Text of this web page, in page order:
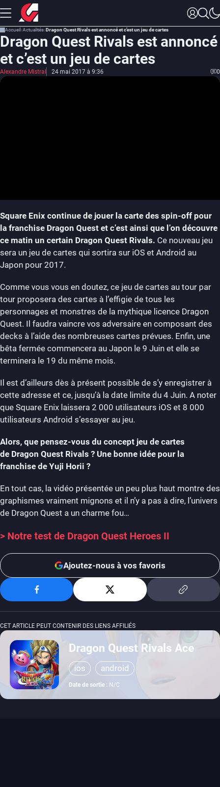
Accueil Actualités Dragon Quest Rivals est annoncé et c’est un jeu de cartes
Dragon Quest Rivals est annoncé
et c’est un jeu de cartes
Alexandre Mistral 24 mai 2017 à 9:36 0
Square Enix continue de jouer la carte des spin-off pour
la franchise Dragon Quest et c’est ainsi que l’on découvre
ce matin un certain Dragon Quest Rivals. Ce nouveau jeu
sera un jeu de cartes qui sortira sur iOS et Android au
Japon pour 2017.
Comme vous vous en doutez, ce jeu de cartes au tour par
tour proposera des cartes à l’effigie de tous les
personnages et monstres de la mythique licence Dragon
Quest. Il faudra vaincre vos adversaire en composant des
decks à l’aide des nombreuses cartes prévues. Enfin, une
bêta fermée commencera au Japon le 9 Juin et elle se
terminera le 19 du même mois.
Il est d’ailleurs dès à présent possible de s’y enregistrer à
cette adresse et ce, jusqu’à la date limite du 4 Juin. A noter
que Square Enix laissera 2 000 utilisateurs iOS et 8 000
utilisateurs Android s’essayer au jeu.
Alors, que pensez-vous du concept jeu de cartes
de Dragon Quest Rivals ? Une bonne idée pour la
franchise de Yuji Horii ?
En tout cas, la vidéo présentée un peu plus haut montre des
graphismes vraiment mignons et il n’y a pas à dire, l’univers
de Dragon Quest a un charme fou…
> Notre test de Dragon Quest Heroes II
Ajoutez-nous à vos favoris
CET ARTICLE PEUT CONTENIR DES LIENS AFFILIÉS
Dragon Quest Rivals Ace
ios android
Date de sortie : N/C